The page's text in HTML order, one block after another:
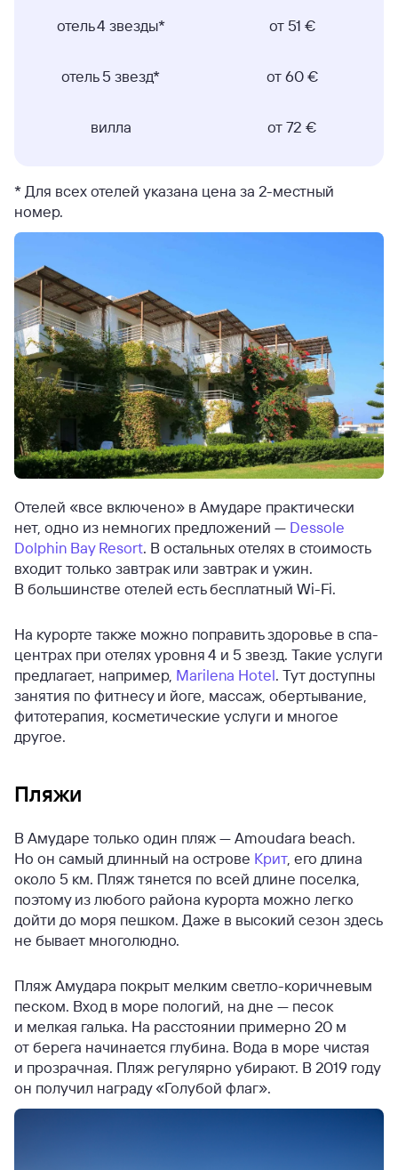
отель 4 звезды* от 51 €
отель 5 звезд* от 60 €
вилла от 72 €
* Для всех отелей указана цена за 2-местный
номер.
Отелей «все включено» в Амударе практически
нет, одно из немногих предложений — Dessole
Dolphin Bay Resort. В остальных отелях в стоимость
входит только завтрак или завтрак и ужин.
В большинстве отелей есть бесплатный Wi-Fi.
На курорте также можно поправить здоровье в спа-
центрах при отелях уровня 4 и 5 звезд. Такие услуги
предлагает, например, Marilena Hotel. Тут доступны
занятия по фитнесу и йоге, массаж, обертывание,
фитотерапия, косметические услуги и многое
другое.
Пляжи
В Амударе только один пляж — Amoudara beach.
Но он самый длинный на острове Крит, его длина
около 5 км. Пляж тянется по всей длине поселка,
поэтому из любого района курорта можно легко
дойти до моря пешком. Даже в высокий сезон здесь
не бывает многолюдно.
Пляж Амудара покрыт мелким светло-коричневым
песком. Вход в море пологий, на дне — песок
и мелкая галька. На расстоянии примерно 20 м
от берега начинается глубина. Вода в море чистая
и прозрачная. Пляж регулярно убирают. В 2019 году
он получил награду «Голубой флаг».